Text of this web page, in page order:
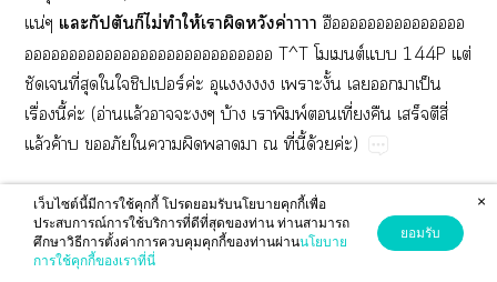
น่ ​ป​​ไม่​​ให้​​​​ค่​​​​​​​​
​​​​​​​​​​​​​​T^T​ต์​​144P​ต่​
​ี่​​​​ร์​ค่​​​​​ั้​​​​ป็​
ื่​ี้​ค่​(​อ่​ล้​​​​บ้​​พ์​​ี่​​​​ี่​
ล้​ค้​​​​​​​​​ี่​ี้​ด้​ค่)
​​​ี่​ข้​​อ่​​​​​​​ว่​​​​
​ล้​​​​​ี่​ได้​ป็​ื่​ร่​​​​​​​​ร์​
​​​​​​​​ด้​​​​​​ม่​ื่​​
เว็บไซต์นี้มีการใช้คุกกี้ โปรดยอมรับนโยบายคุกกี้เพื่อ
ประสบการณ์การใช้บริการที่ดีที่สุดของท่าน ท่านสามารถ
ศึกษาวิธีการตั้งค่าการควบคุมคุกกี้ของท่านผ่านนโยบาย
การใช้คุกกี้ของเราที่นี่
ยอมรับ
×